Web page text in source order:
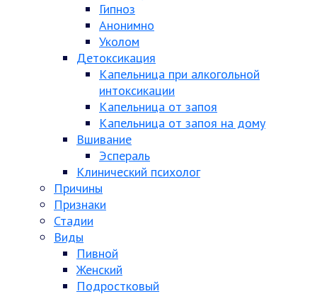
Гипноз
Анонимно
Уколом
Детоксикация
Капельница при алкогольной
интоксикации
Капельница от запоя
Капельница от запоя на дому
Вшивание
Эспераль
Клинический психолог
Причины
Признаки
Стадии
Виды
Пивной
Женский
Подростковый